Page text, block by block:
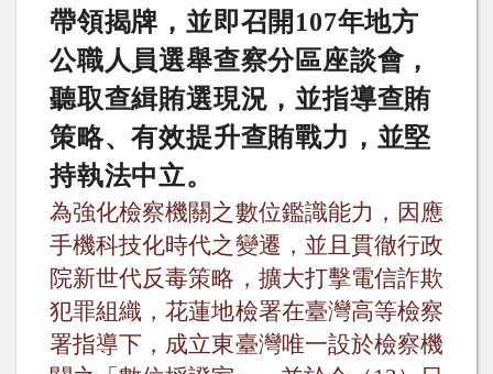
帶領揭牌，並即召開 107年地方
公職人員選舉查察分區座談會，
聽取查緝賄選現況，並指導查賄
策略、有效提升查賄戰力，並堅
持執法中立。
為強化檢察機關之數位鑑識能力，因應
手機科技化時代之變遷，並且貫徹行政
院新世代反毒策略，擴大打擊電信詐欺
犯罪組織，花蓮地檢署在臺灣高等檢察
署指導下，成立東臺灣唯一設於檢察機